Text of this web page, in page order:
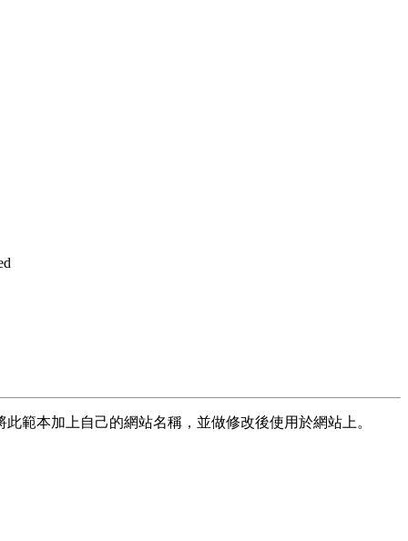
範本加上自己的網站名稱，並做修改後使用於網站上。